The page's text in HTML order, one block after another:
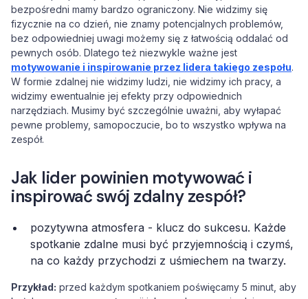
bezpośredni mamy bardzo ograniczony. Nie widzimy się
fizycznie na co dzień, nie znamy potencjalnych problemów,
bez odpowiedniej uwagi możemy się z łatwością oddalać od
pewnych osób. Dlatego też niezwykle ważne jest
motywowanie i inspirowanie przez lidera takiego zespołu.
W formie zdalnej nie widzimy ludzi, nie widzimy ich pracy, a
widzimy ewentualnie jej efekty przy odpowiednich
narzędziach. Musimy być szczególnie uważni, aby wyłapać
pewne problemy, samopoczucie, bo to wszystko wpływa na
zespół.
Jak lider powinien motywować i
inspirować swój zdalny zespół?
pozytywna atmosfera - klucz do sukcesu. Każde
spotkanie zdalne musi być przyjemnością i czymś,
na co każdy przychodzi z uśmiechem na twarzy.
Przykład: przed każdym spotkaniem poświęcamy 5 minut, aby